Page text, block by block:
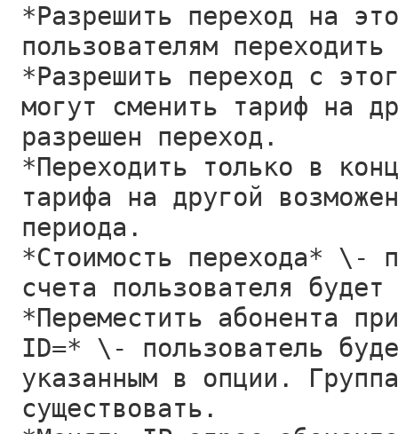
*Разрешить переход на
пользователям
*Разрешить переход с
могут сменить тариф на
разрешен переход.
*Переходить только в
тарифа на другой
периода.
*Стоимость перехода* \-
счета пользователя
*Переместить абонента
ID=* \- пользователь
указанным в опции.
существовать.